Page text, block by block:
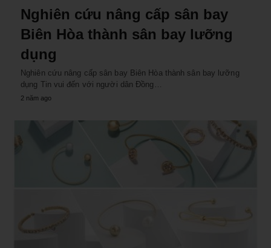
Nghiên cứu nâng cấp sân bay
Biên Hòa thành sân bay lưỡng
dụng
Nghiên cứu nâng cấp sân bay Biên Hòa thành sân bay lưỡng
dụng Tin vui đến với người dân Đồng…
2 năm ago